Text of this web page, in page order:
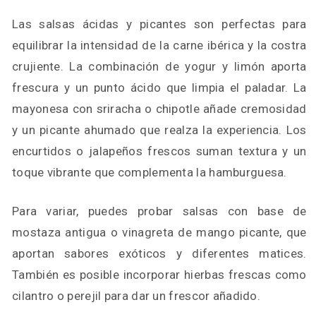
Las salsas ácidas y picantes son perfectas para
equilibrar la intensidad de la carne ibérica y la costra
crujiente. La combinación de yogur y limón aporta
frescura y un punto ácido que limpia el paladar. La
mayonesa con sriracha o chipotle añade cremosidad
y un picante ahumado que realza la experiencia. Los
encurtidos o jalapeños frescos suman textura y un
toque vibrante que complementa la hamburguesa.
Para variar, puedes probar salsas con base de
mostaza antigua o vinagreta de mango picante, que
aportan sabores exóticos y diferentes matices.
También es posible incorporar hierbas frescas como
cilantro o perejil para dar un frescor añadido.